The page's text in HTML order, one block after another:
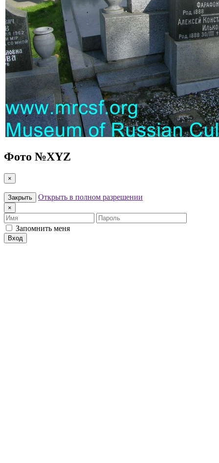
Фото №XYZ
×
Закрыть Открыть в полном разрешении
×
Имя
Пароль
Запомнить меня
Вход